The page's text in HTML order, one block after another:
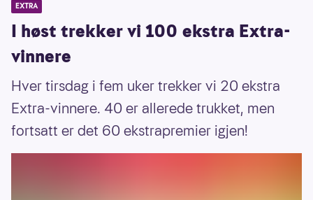
EXTRA
I høst trekker vi 100 ekstra Extra-
vinnere
Hver tirsdag i fem uker trekker vi 20 ekstra
Extra-vinnere. 40 er allerede trukket, men
fortsatt er det 60 ekstrapremier igjen!